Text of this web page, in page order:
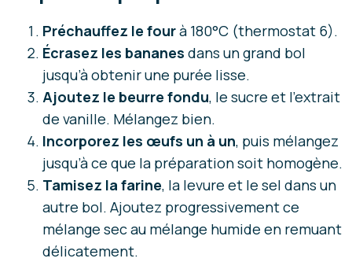
Préchauffez le fourà 180°C (thermostat 6).
Écrasez les bananes dans un grand bol
jusqu’à obtenir une purée lisse.
Ajoutez le beurre fondu, le sucre et l’extrait
de vanille. Mélangez bien.
Incorporez les œufs un à un, puis mélangez
jusqu’à ce que la préparation soit homogène.
Tamisez la farine, la levure et le sel dans un
autre bol. Ajoutez progressivement ce
mélange sec au mélange humide en remuant
délicatement.